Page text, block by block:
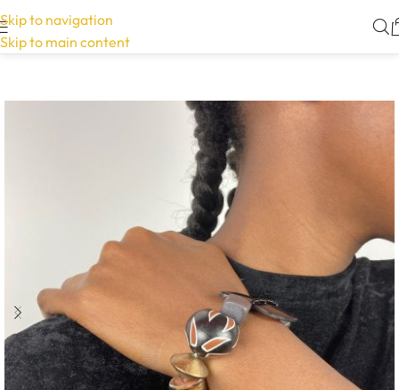
Skip to navigation
Skip to main content